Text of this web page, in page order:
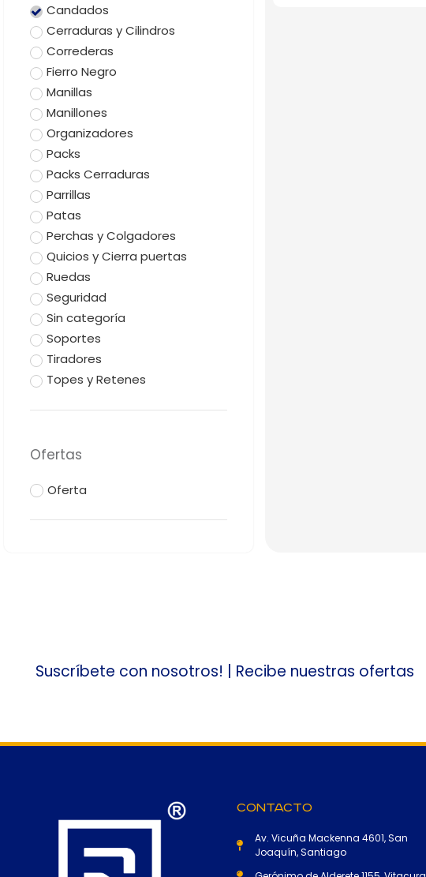
Candados
Cerraduras y Cilindros
Correderas
Fierro Negro
Manillas
Manillones
Organizadores
Packs
Packs Cerraduras
Parrillas
Patas
Perchas y Colgadores
Quicios y Cierra puertas
Ruedas
Seguridad
Sin categoría
Soportes
Tiradores
Topes y Retenes
Ofertas
Oferta
Suscríbete con nosotros! | Recibe nuestras ofertas
Contacto
Av. Vicuña Mackenna 4601, San
Joaquín, Santiago